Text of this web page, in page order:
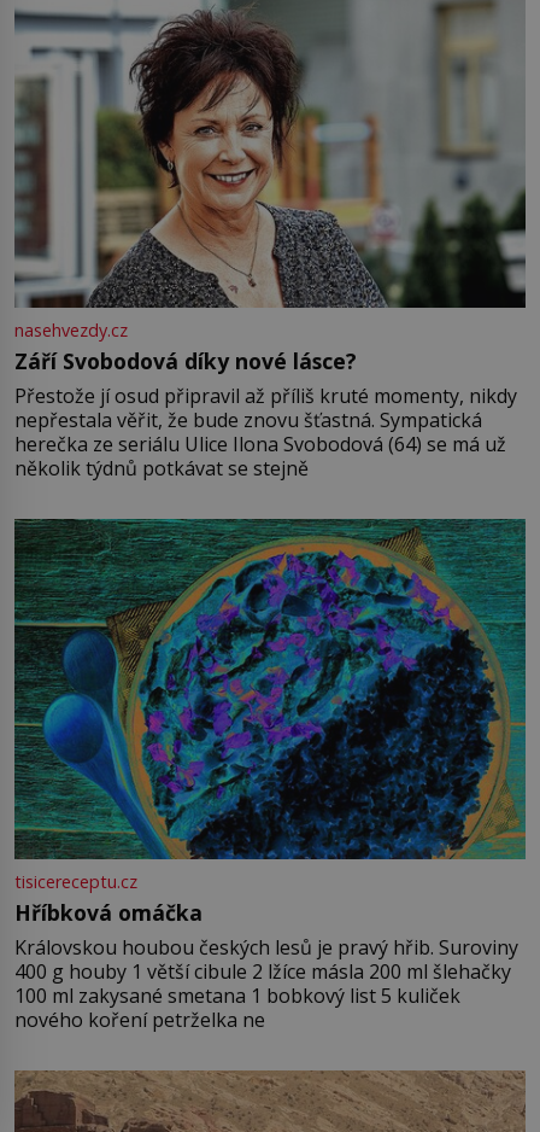
nasehvezdy.cz
Září Svobodová díky nové lásce?
Přestože jí osud připravil až příliš kruté momenty, nikdy
nepřestala věřit, že bude znovu šťastná. Sympatická
herečka ze seriálu Ulice Ilona Svobodová (64) se má už
několik týdnů potkávat se stejně
tisicereceptu.cz
Hříbková omáčka
Královskou houbou českých lesů je pravý hřib. Suroviny
400 g houby 1 větší cibule 2 lžíce másla 200 ml šlehačky
100 ml zakysané smetana 1 bobkový list 5 kuliček
nového koření petrželka ne